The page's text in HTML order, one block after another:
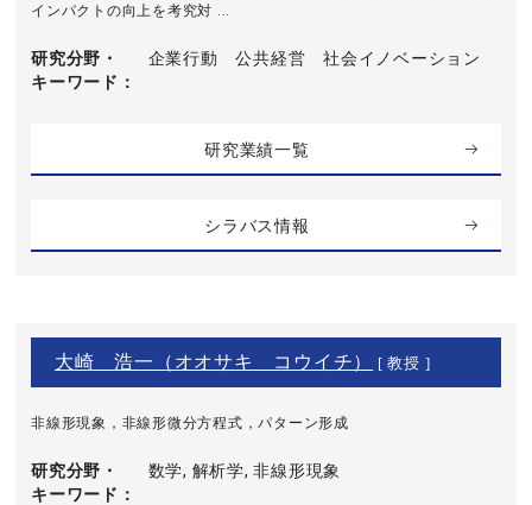
インパクトの向上を考究対 ...
研究分野・
キーワード
企業行動 公共経営 社会イノベーション
研究業績一覧
シラバス情報
大崎 浩一（オオサキ コウイチ） [ 教授 ]
非線形現象，非線形微分方程式，パターン形成
研究分野・
キーワード
数学, 解析学, 非線形現象